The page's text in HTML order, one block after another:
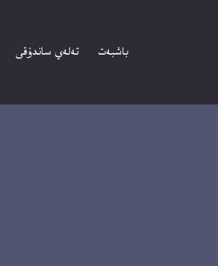
باشبەت تەلەي ساندۇقى